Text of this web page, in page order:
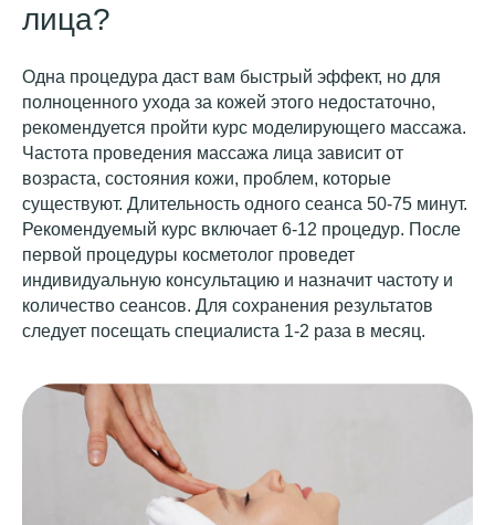
лица?
Одна процедура даст вам быстрый эффект, но для
полноценного ухода за кожей этого недостаточно,
рекомендуется пройти курс моделирующего массажа.
Частота проведения массажа лица зависит от
возраста, состояния кожи, проблем, которые
существуют. Длительность одного сеанса 50-75 минут.
Рекомендуемый курс включает 6-12 процедур. После
первой процедуры косметолог проведет
индивидуальную консультацию и назначит частоту и
количество сеансов. Для сохранения результатов
следует посещать специалиста 1-2 раза в месяц.
адреса студий
Работаем любой день с 9:00
до 22:00
Комендантский
58, корп. 1
ул. Парфёновская, д.
Комендантский пр. 58,